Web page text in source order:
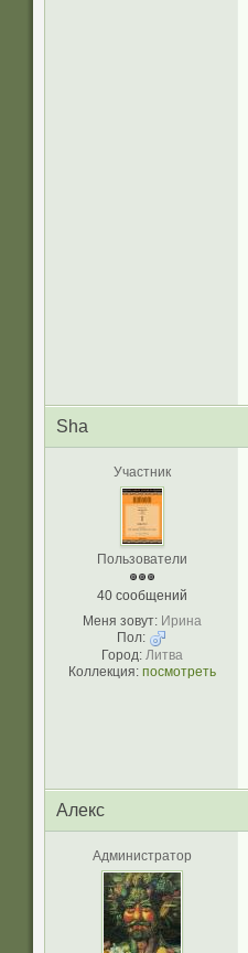
Sha
Участник
Пользователи
40 сообщений
Меня зовут: Ирина
Пол:
Город: Литва
Коллекция: посмотреть
Aлекc
Администратор